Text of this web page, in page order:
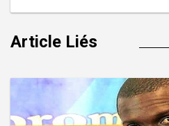
Article Liés